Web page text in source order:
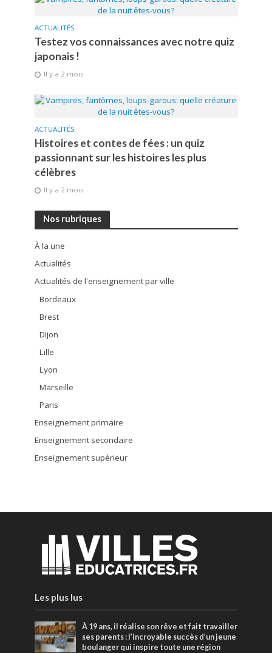
ACTUALITÉS
Testez vos connaissances avec notre quiz
japonais !
Il y a 2 mois
ACTUALITÉS
Histoires et contes de fées : un quiz
passionnant sur les histoires les plus
célèbres
Il y a 2 mois
Nos rubriques
À la une
Actualités
Actualités de l'enseignement par ville
Bordeaux
Brest
Dijon
Lille
Lyon
Marseille
Paris
Enseignement primaire
Enseignement secondaire
Enseignement supérieur
Les plus lus
À 19 ans, il réalise son rêve et fait travailler
ses parents : l’incroyable succès d’un jeune
boulanger qui inspire toute une région